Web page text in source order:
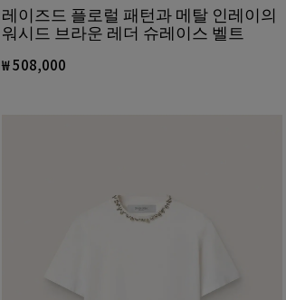
레이즈드 플로럴 패턴과 메탈 인레이의
워시드 브라운 레더 슈레이스 벨트
₩ 508,000